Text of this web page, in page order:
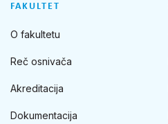
FAKULTET
O fakultetu
Reč osnivača
Akreditacija
Dokumentacija